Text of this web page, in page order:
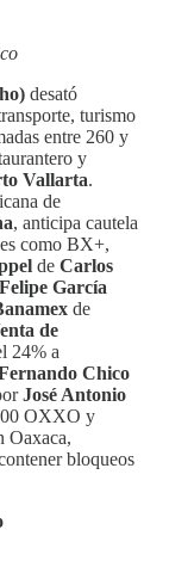
desató
turismo
entre 260 y
y
Vallarta.
de
, anticipa cautela
como BX+,
de Carlos
Felipe García
de
de
24% a
Chico
José Antonio
OXXO y
Oaxaca,
bloqueos